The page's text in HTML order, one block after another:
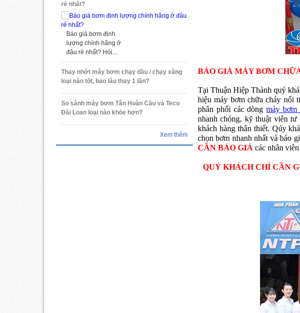
rẻ nhất?
Báo giá bơm định
lượng chính hãng ở
đâu rẻ nhất? Hỏi...
Thay nhớt máy bơm chạy dầu / chạy xăng
loại nào tốt, bao lâu thay 1 lần?
So sánh máy bơm Tân Hoàn Cầu và Teco
Đài Loan loại nào khỏe hơn?
Xem thêm
BÁO GIÁ MÁY BƠM
Tại Thuận Hiệp Thành quý
hiệu máy bơm chữa cháy nổi
phân phối các dòngmáy bơm
nhanh chóng, kỹ thuật viên
khách hàng thân thiết. Qúy
chọn bơm nhanh nhất và báo
CẦN BÁO GIÁ các nhân
QUÝ KHÁCH CHỈ CẦN